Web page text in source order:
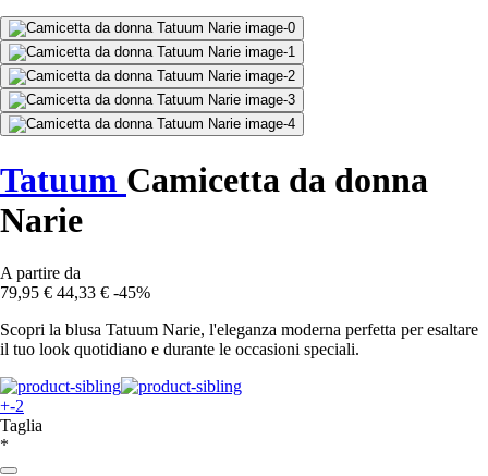
Tatuum Camicetta da donna
Narie
A partire da
79,95 € 44,33 € -45%
Scopri la blusa Tatuum Narie, l'eleganza moderna perfetta per esaltare
il tuo look quotidiano e durante le occasioni speciali.
+-2
Taglia
*